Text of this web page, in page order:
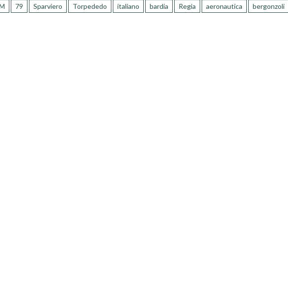
79 Sparviero Torpededo italiano bardia Regia aeronautica
bergonzoli